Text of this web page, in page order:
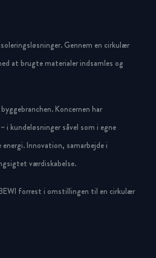
Gennem en cirkulær
at brugte materialer indsamles og
Koncernen har
kundeløsninger såvel som i egne
Innovation, samarbejde i
værdiskabelse.
forrest i omstillingen til en cirkulær